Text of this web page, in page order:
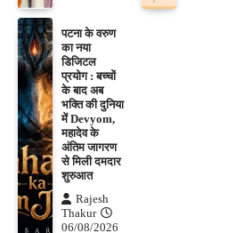
पटना के वरुण
का नया
डिजिटल
प्रयोग : बच्चों
के बाद अब
भक्ति की दुनिया
में Devyom,
महादेव के
अंतिम जागरण
से मिली दमदार
शुरुआत
Rajesh
Thakur
06/08/2026